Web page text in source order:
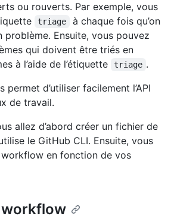
ou rouverts. Par exemple, vous
triage
à chaque fois qu’on
problème. Ensuite, vous pouvez
qui doivent être triés en
à l’aide de l’étiquette
triage .
permet d’utiliser facilement l’API
de travail.
allez d’abord créer un fichier de
le GitHub CLI. Ensuite, vous
workflow en fonction de vos